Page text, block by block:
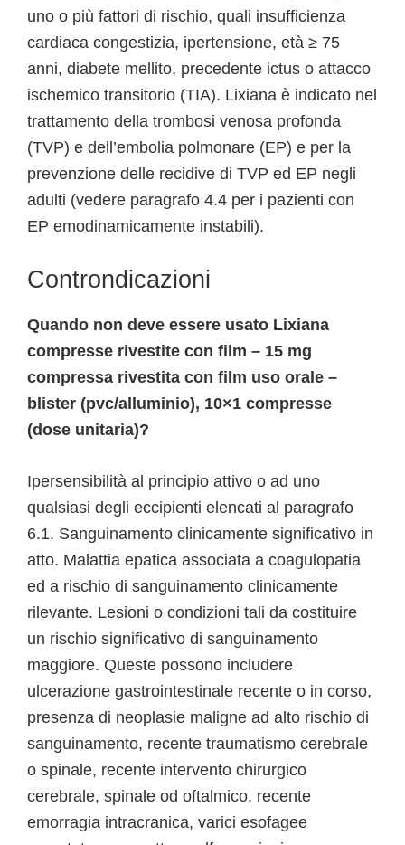
uno o più fattori di rischio, quali insufficienza
cardiaca congestizia, ipertensione, età ≥ 75
anni, diabete mellito, precedente ictus o attacco
ischemico transitorio (TIA). Lixiana è indicato nel
trattamento della trombosi venosa profonda
(TVP) e dell’embolia polmonare (EP) e per la
prevenzione delle recidive di TVP ed EP negli
adulti (vedere paragrafo 4.4 per i pazienti con
EP emodinamicamente instabili).
Controndicazioni
Quando non deve essere usato Lixiana
compresse rivestite con film – 15 mg
compressa rivestita con film uso orale –
blister (pvc/alluminio), 10×1 compresse
(dose unitaria)?
Ipersensibilità al principio attivo o ad uno
qualsiasi degli eccipienti elencati al paragrafo
6.1. Sanguinamento clinicamente significativo in
atto. Malattia epatica associata a coagulopatia
ed a rischio di sanguinamento clinicamente
rilevante. Lesioni o condizioni tali da costituire
un rischio significativo di sanguinamento
maggiore. Queste possono includere
ulcerazione gastrointestinale recente o in corso,
presenza di neoplasie maligne ad alto rischio di
sanguinamento, recente traumatismo cerebrale
o spinale, recente intervento chirurgico
cerebrale, spinale od oftalmico, recente
emorragia intracranica, varici esofagee